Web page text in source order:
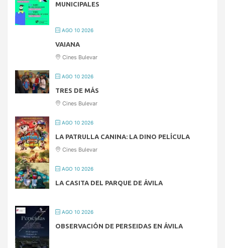
MUNICIPALES
AGO 10 2026
VAIANA
Cines Bulevar
AGO 10 2026
TRES DE MÁS
Cines Bulevar
AGO 10 2026
LA PATRULLA CANINA: LA DINO PELÍCULA
Cines Bulevar
AGO 10 2026
LA CASITA DEL PARQUE DE ÁVILA
AGO 10 2026
OBSERVACIÓN DE PERSEIDAS EN ÁVILA